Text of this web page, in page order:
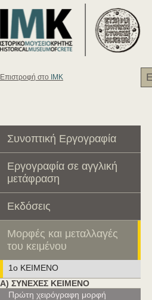
Eπιστροφή στο ΙΜΚ
Συνοπτική Εργογραφία
Εργογραφία σε αγγλική
μετάφραση
Εκδόσεις
Μορφές και μεταλλαγές
του κειμένου
1ο ΚΕΙΜΕΝΟ
Α) ΣΥΝΕΧΕΣ ΚΕΙΜΕΝΟ
Πρώτη χειρόγραφη μορφή